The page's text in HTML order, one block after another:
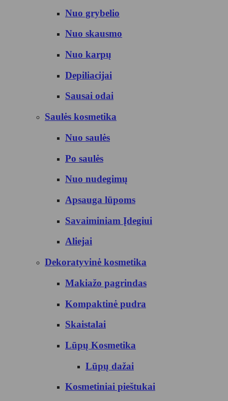
Nuo grybelio
Nuo skausmo
Nuo karpų
Depiliacijai
Sausai odai
Saulės kosmetika
Nuo saulės
Po saulės
Nuo nudegimų
Apsauga lūpoms
Savaiminiam Įdegiui
Aliejai
Dekoratyvinė kosmetika
Makiažo pagrindas
Kompaktinė pudra
Skaistalai
Lūpų Kosmetika
Lūpų dažai
Kosmetiniai pieštukai